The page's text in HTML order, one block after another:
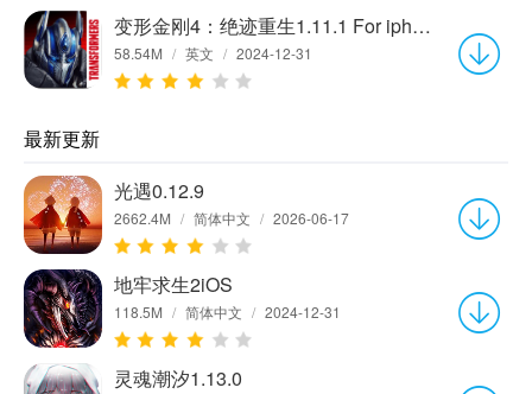
变形金刚4：绝迹重生1.11.1 For iphone
58.54M / 英文 / 2024-12-31
最新更新
光遇0.12.9
2662.4M / 简体中文 / 2026-06-17
地牢求生2iOS
118.5M / 简体中文 / 2024-12-31
灵魂潮汐1.13.0